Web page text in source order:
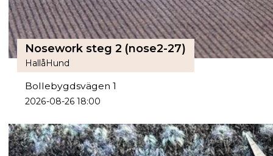
Nosework steg 2 (nose2-27)
HallåHund
Bollebygdsvägen 1
2026-08-26 18:00